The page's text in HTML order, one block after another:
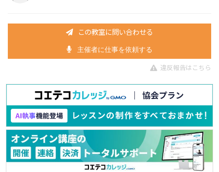
この教室に問い合わせる
主催者に仕事を依頼する
違反報告はこちら